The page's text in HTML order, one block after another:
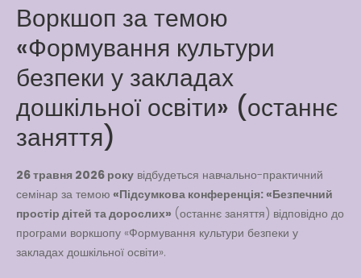
Воркшоп за темою
«Формування культури
безпеки у закладах
дошкільної освіти» (останнє
заняття)
26 травня 2026 року відбудеться навчально-практичний
семінар за темою «Підсумкова конференція: «Безпечний
простір дітей та дорослих» (останнє заняття) відповідно до
програми воркшопу «Формування культури безпеки у
закладах дошкільної освіти».